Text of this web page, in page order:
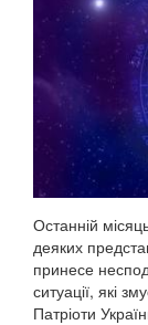
Останній
деяких
принесе
ситуації, які
Патріоти